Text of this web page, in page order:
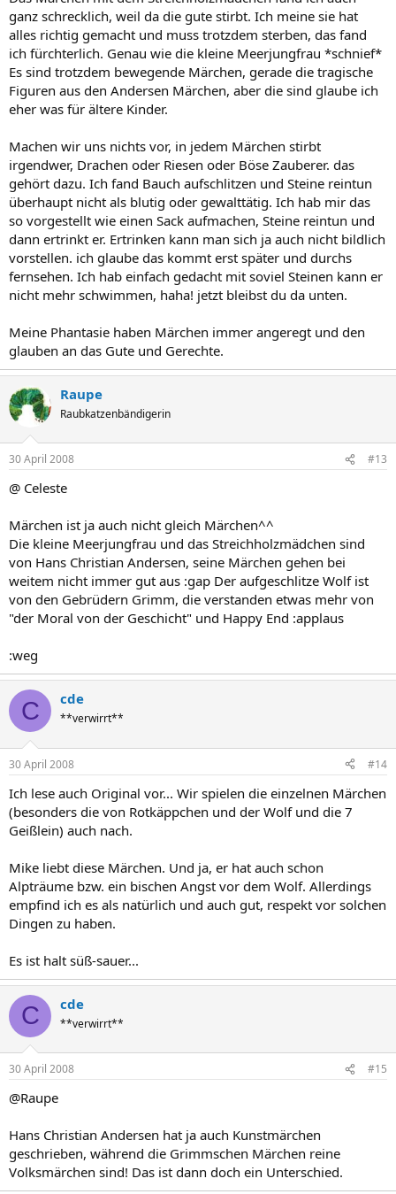
ganz schrecklich, weil da die gute stirbt. Ich meine sie hat
alles richtig gemacht und muss trotzdem sterben, das fand
ich fürchterlich. Genau wie die kleine Meerjungfrau *schnief*
Es sind trotzdem bewegende Märchen, gerade die tragische
Figuren aus den Andersen Märchen, aber die sind glaube ich
eher was für ältere Kinder.
Machen wir uns nichts vor, in jedem Märchen stirbt
irgendwer, Drachen oder Riesen oder Böse Zauberer. das
gehört dazu. Ich fand Bauch aufschlitzen und Steine reintun
überhaupt nicht als blutig oder gewalttätig. Ich hab mir das
so vorgestellt wie einen Sack aufmachen, Steine reintun und
dann ertrinkt er. Ertrinken kann man sich ja auch nicht bildlich
vorstellen. ich glaube das kommt erst später und durchs
fernsehen. Ich hab einfach gedacht mit soviel Steinen kann er
nicht mehr schwimmen, haha! jetzt bleibst du da unten.
Meine Phantasie haben Märchen immer angeregt und den
glauben an das Gute und Gerechte.
Raupe
Raubkatzenbändigerin
30 April 2008 #13
@ Celeste
Märchen ist ja auch nicht gleich Märchen^^
Die kleine Meerjungfrau und das Streichholzmädchen sind
von Hans Christian Andersen, seine Märchen gehen bei
weitem nicht immer gut aus :gap Der aufgeschlitze Wolf ist
von den Gebrüdern Grimm, die verstanden etwas mehr von
"der Moral von der Geschicht" und Happy End :applaus
:weg
C cde
**verwirrt**
30 April 2008 #14
Ich lese auch Original vor... Wir spielen die einzelnen Märchen
(besonders die von Rotkäppchen und der Wolf und die 7
Geißlein) auch nach.
Mike liebt diese Märchen. Und ja, er hat auch schon
Alpträume bzw. ein bischen Angst vor dem Wolf. Allerdings
empfind ich es als natürlich und auch gut, respekt vor solchen
Dingen zu haben.
Es ist halt süß-sauer...
C cde
**verwirrt**
30 April 2008 #15
@Raupe
Hans Christian Andersen hat ja auch Kunstmärchen
geschrieben, während die Grimmschen Märchen reine
Volksmärchen sind! Das ist dann doch ein Unterschied.